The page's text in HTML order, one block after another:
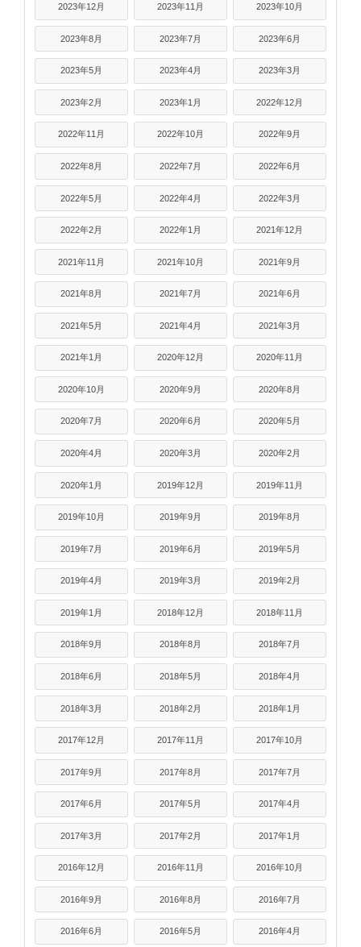
2023年12月 2023年11月 2023年10月
2023年8月 2023年7月 2023年6月
2023年5月 2023年4月 2023年3月
2023年2月 2023年1月 2022年12月
2022年11月 2022年10月 2022年9月
2022年8月 2022年7月 2022年6月
2022年5月 2022年4月 2022年3月
2022年2月 2022年1月 2021年12月
2021年11月 2021年10月 2021年9月
2021年8月 2021年7月 2021年6月
2021年5月 2021年4月 2021年3月
2021年1月 2020年12月 2020年11月
2020年10月 2020年9月 2020年8月
2020年7月 2020年6月 2020年5月
2020年4月 2020年3月 2020年2月
2020年1月 2019年12月 2019年11月
2019年10月 2019年9月 2019年8月
2019年7月 2019年6月 2019年5月
2019年4月 2019年3月 2019年2月
2019年1月 2018年12月 2018年11月
2018年9月 2018年8月 2018年7月
2018年6月 2018年5月 2018年4月
2018年3月 2018年2月 2018年1月
2017年12月 2017年11月 2017年10月
2017年9月 2017年8月 2017年7月
2017年6月 2017年5月 2017年4月
2017年3月 2017年2月 2017年1月
2016年12月 2016年11月 2016年10月
2016年9月 2016年8月 2016年7月
2016年6月 2016年5月 2016年4月